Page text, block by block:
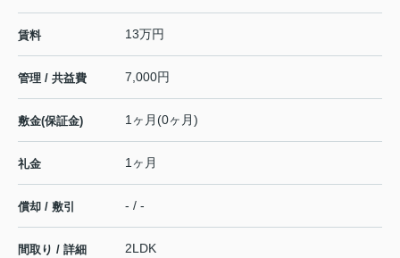
賃料 13万円
管理 / 共益費 7,000円
敷金(保証金) 1ヶ月(0ヶ月)
礼金 1ヶ月
償却 / 敷引 - / -
間取り / 詳細
2LDK